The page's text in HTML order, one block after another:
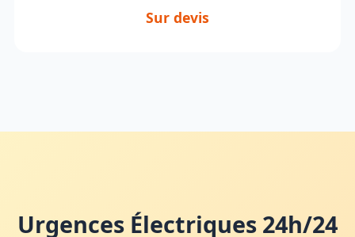
Sur devis
Urgences Électriques 24h/24